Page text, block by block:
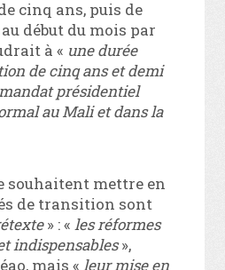
cinq ans, puis de
début du mois par
à « une durée
de cinq ans et demi
présidentiel
au Mali et dans la
souhaitent mettre en
de transition sont
» : « les réformes
indispensables»,
mais « leur mise en